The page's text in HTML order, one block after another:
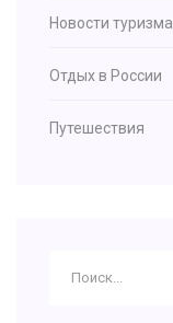
Новости туризма
Отдых в России
Путешествия